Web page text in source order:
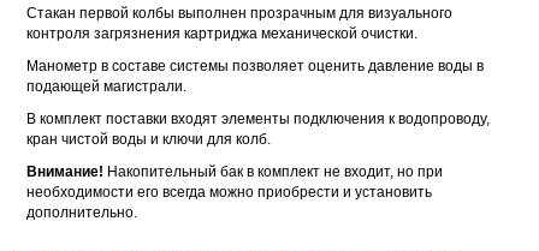
Стакан первой колбы выполнен прозрачным для визуального
контроля загрязнения картриджа механической очистки.
Манометр в составе системы позволяет оценить давление воды в
подающей магистрали.
В комплект поставки входят элементы подключения к водопроводу,
кран чистой воды и ключи для колб.
Внимание! Накопительный бак в комплект не входит, но при
необходимости его всегда можно приобрести и установить
дополнительно.